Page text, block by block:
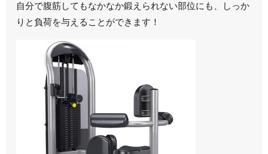
自分で腹筋してもなかなか鍛えられない部位にも、しっか
りと負荷を与えることができます！